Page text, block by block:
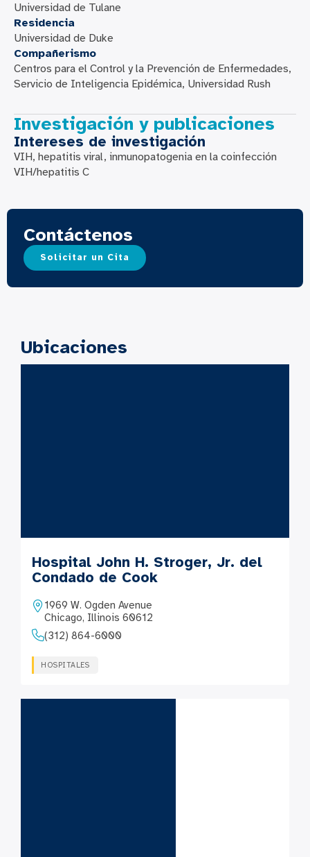
Universidad de Tulane
Residencia
Universidad de Duke
Compañerismo
Centros para el Control y la Prevención de Enfermedades,
Servicio de Inteligencia Epidémica, Universidad Rush
Investigación y publicaciones
Intereses de investigación
VIH, hepatitis viral, inmunopatogenia en la coinfección
VIH/hepatitis C
Contáctenos
Solicitar un Cita
Ubicaciones
Hospital John H. Stroger, Jr. del
Condado de Cook
1969 W. Ogden Avenue
Chicago, Illinois 60612
(312) 864-6000
HOSPITALES